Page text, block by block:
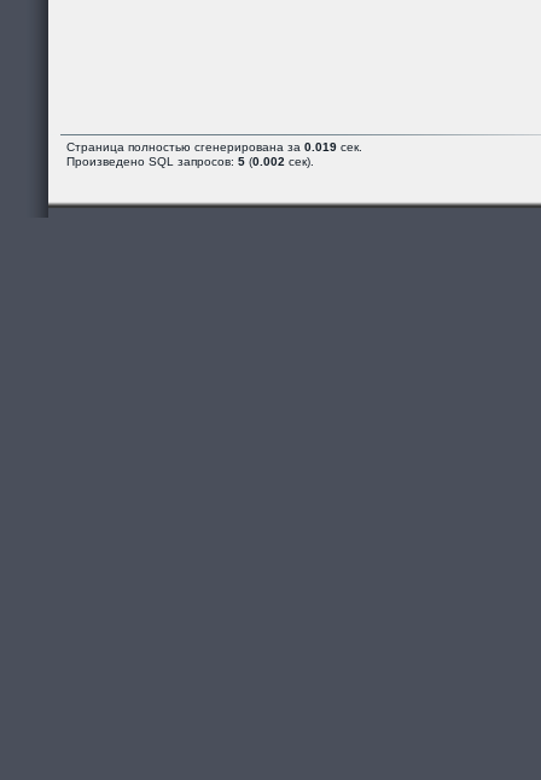
Страница полностью сгенерирована за 0.019 сек.
Произведено SQL запросов: 5 (0.002 сек).